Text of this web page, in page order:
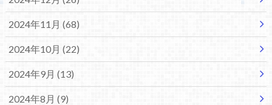
2024年11月 (68)
2024年10月 (22)
2024年9月 (13)
2024年8月 (9)